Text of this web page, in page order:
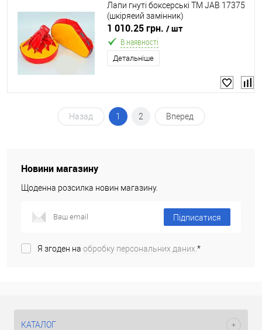
Лапи гнуті боксерські ТМ JAB 17375
(шкіряеий замінник)
1 010.25 грн. / шт
В наявності
Детальніше
Назад 1 2 Вперед
Новини магазину
Щоденна розсилка новин магазину.
Підписатися
Я згоден на обробку персональних даних.*
КАТАЛОГ